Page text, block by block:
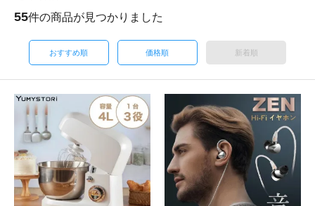
55件の商品が見つかりました
おすすめ順 価格順 新着順